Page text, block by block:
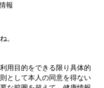
報
。
用目的をできる限り具体的
として本人の同意を得ない